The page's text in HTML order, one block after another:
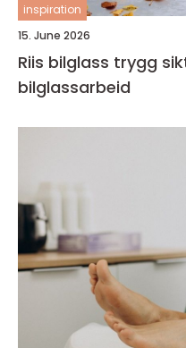
inspiration
15. June 2026
Riis bilglass trygg sikt og profesjonelt
bilglassarbeid